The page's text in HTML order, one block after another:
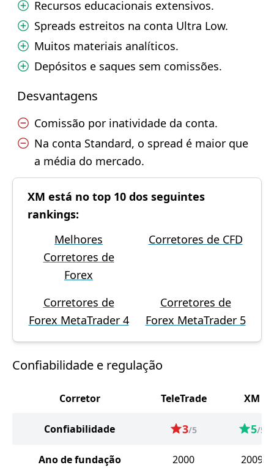
Recursos educacionais extensivos.
Spreads estreitos na conta Ultra Low.
Muitos materiais analíticos.
Depósitos e saques sem comissões.
Desvantagens
Comissão por inatividade da conta.
Na conta Standard, o spread é maior que
a média do mercado.
XM está no top 10 dos seguintes
rankings:
Melhores
Corretores de
Forex
Corretores de CFD
Corretores de
Forex MetaTrader 4
Corretores de
Forex MetaTrader 5
Confiabilidade e regulação
Corretor TeleTrade XM
Confiabilidade 3/5 5/5
Ano de fundação 2000 2009